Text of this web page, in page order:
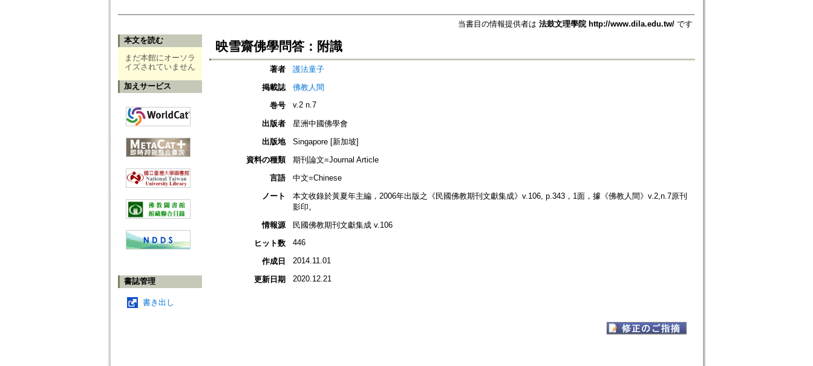
当書目の情報提供者は 法鼓文理學院 http://www.dila.edu.tw/です
本文を読む
まだ本館にオーソラ
イズされていません
加えサービス
書誌管理
書き出し
映雪齋佛學問答：附識
著者
護法童子
掲載誌
佛教人間
巻号
v.2 n.7
出版者
星洲中國佛學會
出版地
Singapore [新加坡]
資料の種類
期刊論文=Journal Article
言語
中文=Chinese
ノート
本文收錄於黃夏年主編，2006年出版之《民國佛教期刊文獻集成》v.106, p.343，1面，據《佛教人間》v.2,n.7原刊
影印。
情報源
民國佛教期刊文獻集成 v.106
ヒット数
446
作成日 2014.11.01
更新日期 2020.12.21